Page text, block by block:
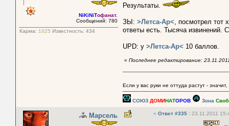
NiKiNiTофанат.
Сообщений: 780
Карма: 1025 Известность: 434
Результаты.
ЗЫ: >Летса-Ар<, посмотрел тот
ответы есть. Тысяча извинений.
UPD: у >Летса-Ар< 10 баллов.
« Последнее редактирование:
Если у вас руки не оттуда растут -
СОЮЗ ДОМИ НАТОРОВ Зона
Марсель « Ответ #335 : 23.11.2011